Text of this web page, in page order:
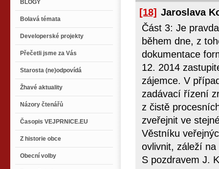
BLOGY
Bolavá témata
Developerské projekty
Přečetli jsme za Vás
Starosta (ne)odpovídá
Žhavé aktuality
Názory čtenářů
Časopis VEJPRNICE.EU
Z historie obce
Obecní volby
[18] Jaroslava
Část 3: Je
během dne, z
dokumentace
12. 2014
zájemce. V
zadávací řízení
z čistě
zveřejnit ve
Věstníku
ovlivnit, záleží
S pozdravem J.